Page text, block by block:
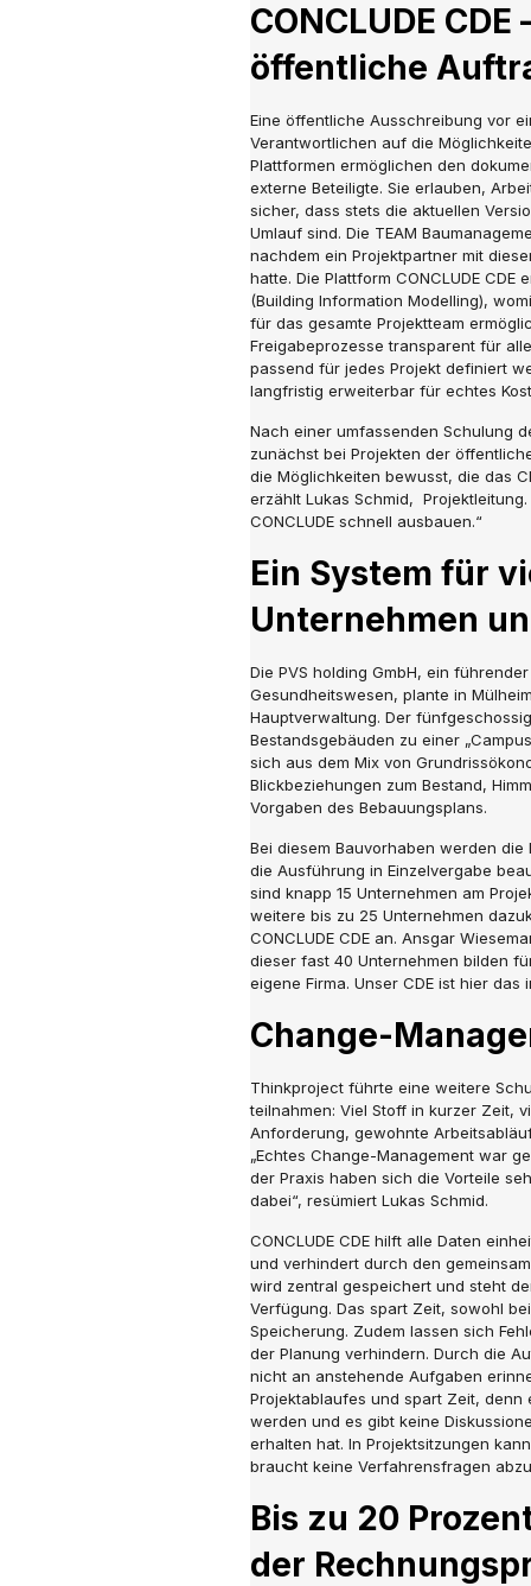
CONCLUDE
öffentliche
Eine öffentliche Ausschreibung vor
Verantwortlichen auf die
Plattformen ermöglichen den
externe Beteiligte. Sie erlauben,
sicher, dass stets die aktuellen
Umlauf sind. Die TEAM
nachdem ein Projektpartner mit
hatte. Die Plattform CONCLUDE
(Building Information Modelling),
für das gesamte Projektteam
Freigabeprozesse transparent für
passend für jedes Projekt definiert
langfristig erweiterbar für echtes
Nach einer umfassenden Schulung
zunächst bei Projekten der
die Möglichkeiten bewusst, die das
erzählt Lukas Schmid,
CONCLUDE schnell ausbauen.“
Ein System für
Unternehmen
Die PVS holding GmbH, ein
Gesundheitswesen, plante in
Hauptverwaltung. Der
Bestandsgebäuden zu einer
sich aus dem Mix von
Blickbeziehungen zum Bestand,
Vorgaben des Bebauungsplans.
Bei diesem Bauvorhaben werden
die Ausführung in Einzelvergabe
sind knapp 15 Unternehmen am
weitere bis zu 25 Unternehmen
CONCLUDE CDE an. Ansgar
dieser fast 40 Unternehmen bilden
eigene Firma. Unser CDE ist hier das
Change-
Thinkproject führte eine weitere
teilnahmen: Viel Stoff in kurzer Zeit,
Anforderung, gewohnte
„Echtes Change-Management war
der Praxis haben sich die Vorteile
dabei“, resümiert Lukas Schmid.
CONCLUDE CDE hilft alle Daten
und verhindert durch den
wird zentral gespeichert und steht
Verfügung. Das spart Zeit, sowohl
Speicherung. Zudem lassen sich
der Planung verhindern. Durch die
nicht an anstehende Aufgaben
Projektablaufes und spart Zeit, denn
werden und es gibt keine
erhalten hat. In Projektsitzungen
braucht keine Verfahrensfragen
Bis zu 20
der